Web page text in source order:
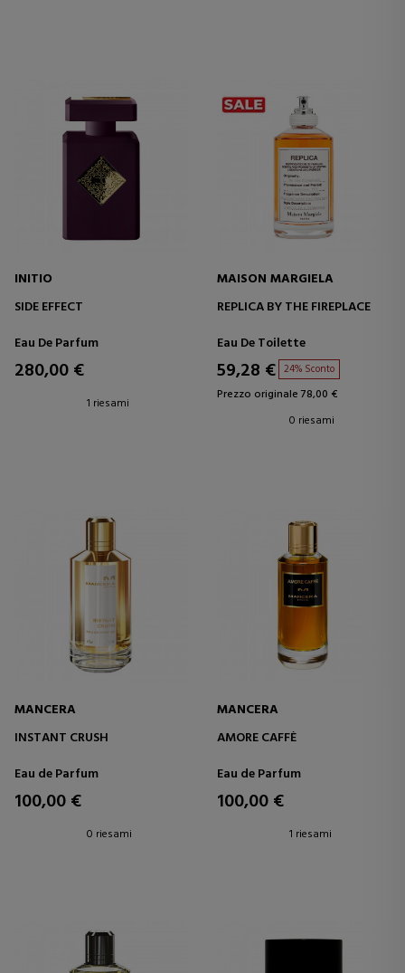
INITIO
SIDE EFFECT
Eau De Parfum
280,00 €
1 riesami
MAISON MARGIELA
REPLICA BY THE FIREPLACE
Eau De Toilette
59,28 € 24% Sconto
Prezzo originale 78,00 €
0 riesami
MANCERA
INSTANT CRUSH
Eau de Parfum
100,00 €
0 riesami
MANCERA
AMORE CAFFÈ
Eau de Parfum
100,00 €
1 riesami